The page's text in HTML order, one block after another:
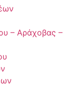
– Αράχοβας –